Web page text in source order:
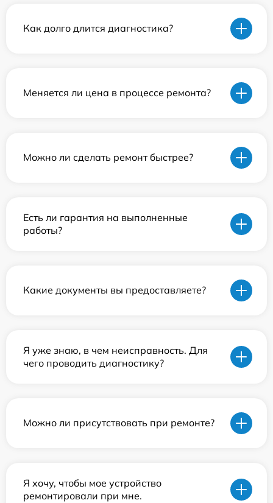
Как долго длится диагностика?
Меняется ли цена в процессе ремонта?
Можно ли сделать ремонт быстрее?
Есть ли гарантия на выполненные
работы?
Какие документы вы предоставляете?
Я уже знаю, в чем неисправность. Для
чего проводить диагностику?
Можно ли присутствовать при ремонте?
Я хочу, чтобы мое устройство
ремонтировали при мне.